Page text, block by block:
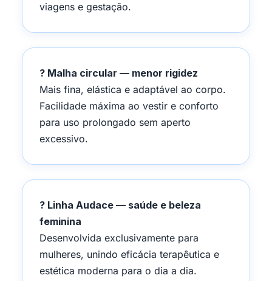
viagens e gestação.
? Malha circular — menor rigidez
Mais fina, elástica e adaptável ao corpo.
Facilidade máxima ao vestir e conforto
para uso prolongado sem aperto
excessivo.
? Linha Audace — saúde e beleza
feminina
Desenvolvida exclusivamente para
mulheres, unindo eficácia terapêutica e
estética moderna para o dia a dia.